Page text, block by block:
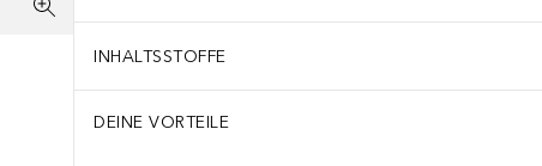
INHALTSSTOFFE
DEINE VORTEILE